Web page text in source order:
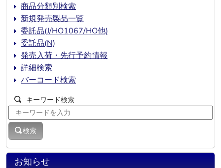
お知らせ
商品分類別検索
新規発売製品一覧
委託品(J/HO1067/HO他)
委託品(N)
発売入荷・先行予約情報
詳細検索
バーコード検索
キーワード検索
検索